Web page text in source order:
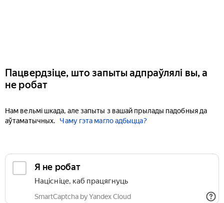
Пацвердзіце, што запыты адпраўлялі вы, а
не робат
Нам вельмі шкада, але запыты з вашай прылады падобныя да
аўтаматычных.
Чаму гэта магло адбыцца?
Я не робат
Націсніце, каб працягнуць
SmartCaptcha by Yandex Cloud